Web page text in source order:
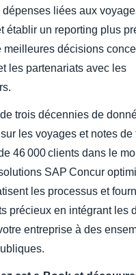
dépenses liées aux
établir un reporting plus
meilleures décisions
les partenariats avec les
trois décennies de
les voyages et notes de
46 000 clients dans le
SAP Concur
les processus et
précieux en intégrant les
entreprise à des